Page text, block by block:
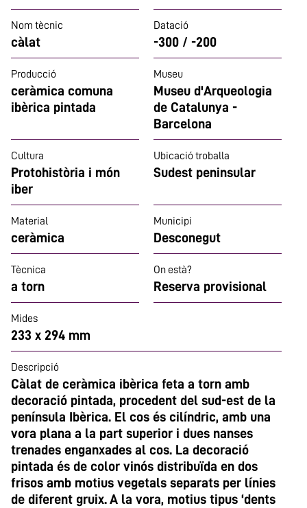
Nom tècnic
càlat
Datació
-300 / -200
Producció
ceràmica comuna
ibèrica pintada
Museu
Museu d'Arqueologia
de Catalunya -
Barcelona
Cultura
Protohistòria i món
iber
Ubicació troballa
Sudest peninsular
Material
ceràmica
Municipi
Desconegut
Tècnica
a torn
On està?
Reserva provisional
Mides
233 x 294 mm
Descripció
Càlat de ceràmica ibèrica feta a torn amb
decoració pintada, procedent del sud-est de la
península Ibèrica. El cos és cilíndric, amb una
vora plana a la part superior i dues nanses
trenades enganxades al cos. La decoració
pintada és de color vinós distribuïda en dos
frisos amb motius vegetals separats per línies
de diferent gruix. A la vora, motius tipus ‘dents